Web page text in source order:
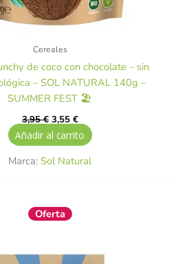
Cereales
de coco con chocolate – sin
– SOL NATURAL 140g –
SUMMER FEST 🏖️
3,95€ 3,55 €
Añadir al carrito
Marca:Sol Natural
Oferta
El
precio
3,75 €.3,37 €.